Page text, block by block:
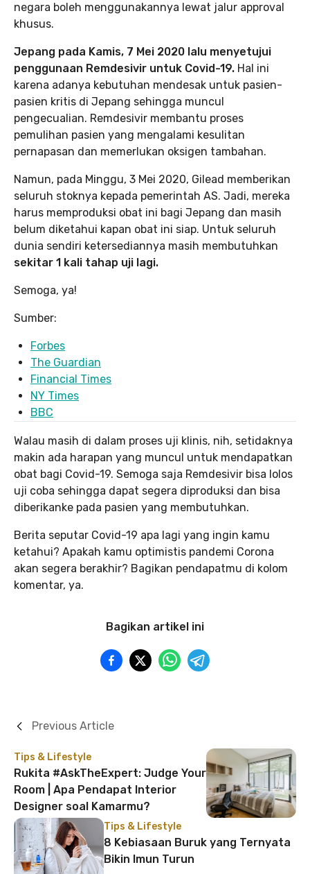
negara boleh menggunakannya lewat jalur approval
khusus.
Jepang pada Kamis, 7 Mei 2020 lalu menyetujui
penggunaan Remdesivir untuk Covid-19. Hal ini
karena adanya kebutuhan mendesak untuk pasien-
pasien kritis di Jepang sehingga muncul
pengecualian. Remdesivir membantu proses
pemulihan pasien yang mengalami kesulitan
pernapasan dan memerlukan oksigen tambahan.
Namun, pada Minggu, 3 Mei 2020, Gilead memberikan
seluruh stoknya kepada pemerintah AS. Jadi, mereka
harus memproduksi obat ini bagi Jepang dan masih
belum diketahui kapan obat ini siap. Untuk seluruh
dunia sendiri ketersediannya masih membutuhkan
sekitar 1 kali tahap uji lagi.
Semoga, ya!
Sumber:
Forbes
The Guardian
Financial Times
NY Times
BBC
Walau masih di dalam proses uji klinis, nih, setidaknya
makin ada harapan yang muncul untuk mendapatkan
obat bagi Covid-19. Semoga saja Remdesivir bisa lolos
uji coba sehingga dapat segera diproduksi dan bisa
diberikanke pada pasien yang membutuhkan.
Berita seputar Covid-19 apa lagi yang ingin kamu
ketahui? Apakah kamu optimistis pandemi Corona
akan segera berakhir? Bagikan pendapatmu di kolom
komentar, ya.
Bagikan artikel ini
Tips & Lifestyle
Rukita #AskTheExpert: Judge Your
Room | Apa Pendapat Interior
Designer soal Kamarmu?
Previous Article
Tips & Lifestyle
8 Kebiasaan Buruk yang Ternyata
Bikin Imun Turun